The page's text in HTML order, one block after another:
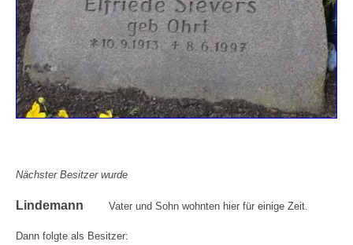
Nächster Besitzer wurde
Lindemann Vater und Sohn wohnten hier für einige Zeit.
Dann folgte als Besitzer: